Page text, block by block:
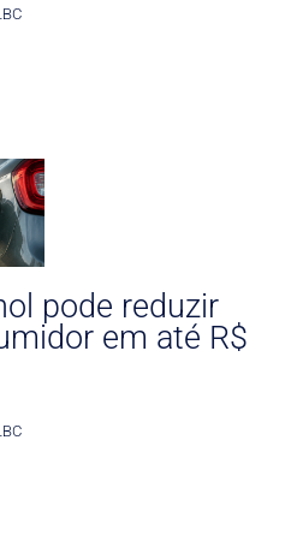
pode reduzir
em até R$